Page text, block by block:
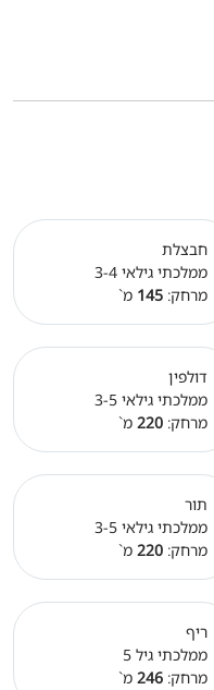
חבצלת
ממלכתי גילאי 3-4
מרחק: 145 מ`
דולפין
ממלכתי גילאי 3-5
מרחק: 220 מ`
תור
ממלכתי גילאי 3-5
מרחק: 220 מ`
ריף
ממלכתי גיל 5
מרחק: 246 מ`